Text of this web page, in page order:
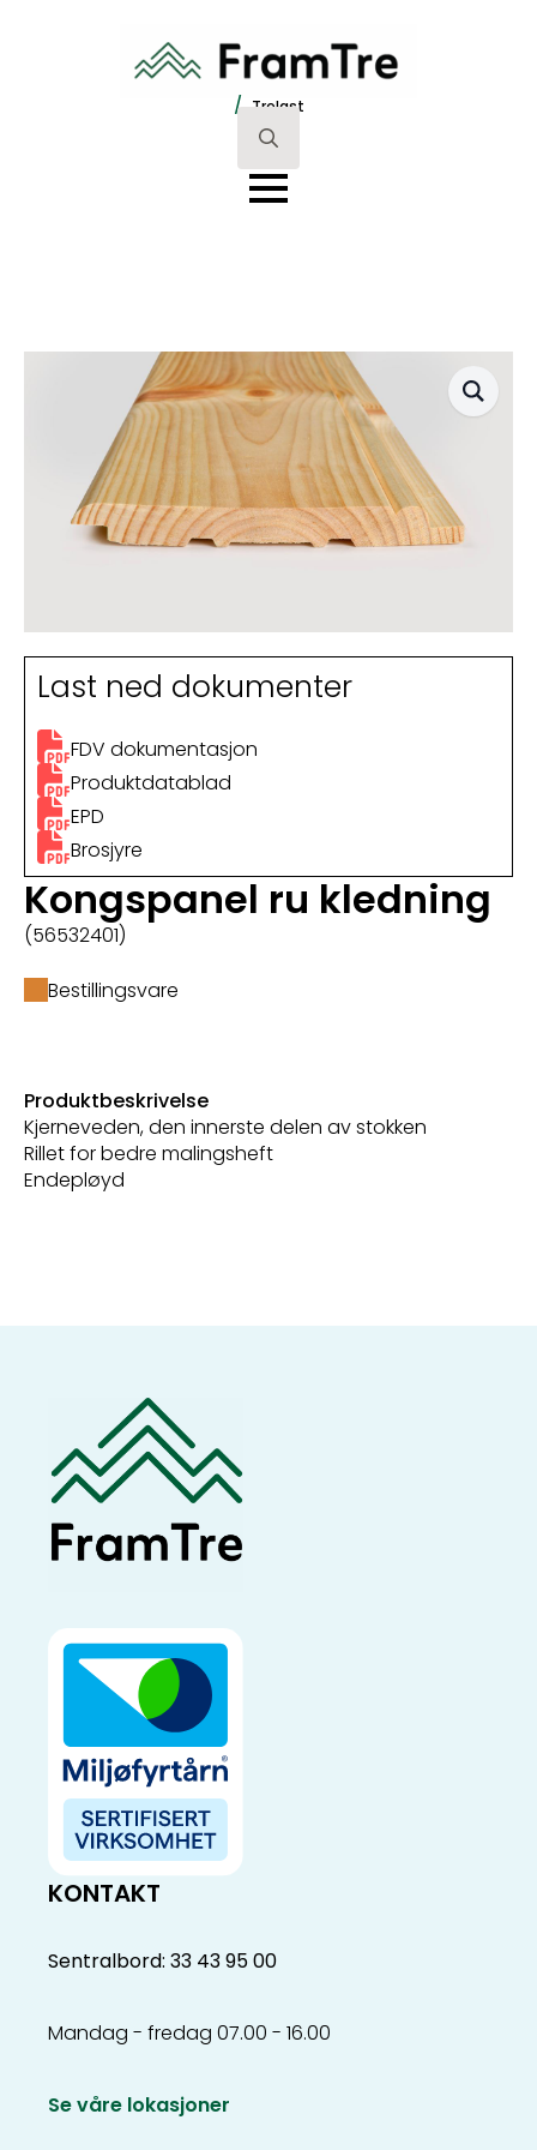
/ Trelast
Search
for:
Last ned dokumenter
FDV dokumentasjon
Produktdatablad
EPD
Brosjyre
Kongspanel ru kledning
(56532401)
Bestillingsvare
Produktbeskrivelse
Kjerneveden, den innerste delen av stokken
Rillet for bedre malingsheft
Endepløyd
KONTAKT
Sentralbord: 33 43 95 00
Mandag - fredag 07.00 - 16.00
Se våre lokasjoner